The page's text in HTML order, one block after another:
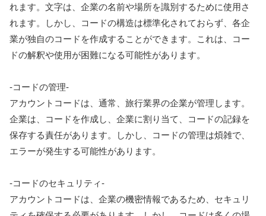
れます。文字は、企業の名前や場所を識別するために使用さ
れます。しかし、コードの構造は標準化されておらず、各企
業が独自のコードを作成することができます。これは、コー
ドの解釈や使用が困難になる可能性があります。
-コードの管理-
アカウントコードは、通常、旅行業界の企業が管理します。
企業は、コードを作成し、企業に割り当て、コードの記録を
保存する責任があります。しかし、コードの管理は煩雑で、
エラーが発生する可能性があります。
-コードのセキュリティ-
アカウントコードは、企業の機密情報であるため、セキュリ